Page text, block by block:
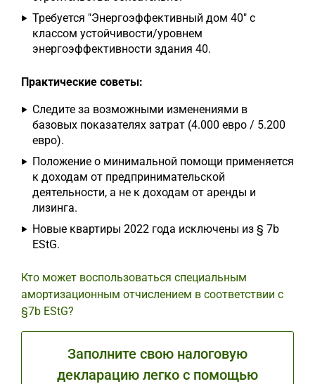
Требуется "Энергоэффективный дом 40" с
классом устойчивости/уровнем
энергоэффективности здания 40.
Практические советы:
Следите за возможными изменениями в
базовых показателях затрат (4.000 евро / 5.200
евро).
Положение о минимальной помощи применяется
к доходам от предпринимательской
деятельности, а не к доходам от аренды и
лизинга.
Новые квартиры 2022 года исключены из § 7b
EStG.
Кто может воспользоваться специальным
амортизационным отчислением в соответствии с
§7b EStG?
Заполните свою налоговую
декларацию легко с помощью